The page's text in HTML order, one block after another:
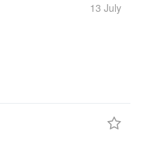
13 July